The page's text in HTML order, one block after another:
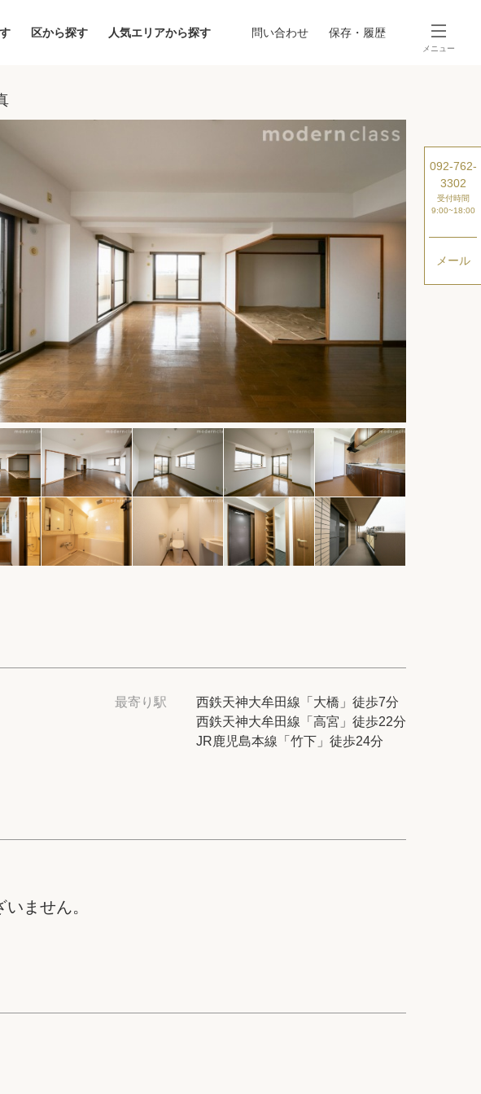
区から探す 人気エリアから探す 問い合わせ 保存・履歴
メニュー
駅・路線から探す
区から探す
人気エリアから探す
アクセスランキング
保存した物件
閲覧履歴
保存した検索条件
店舗・スタッフ紹介
希望条件を伝えてプロに探してもらう
高級賃貸物件コラム modern classについて
会社概要
最寄り駅
西鉄天神大牟田線「大橋」徒歩7分
西鉄天神大牟田線「高宮」徒歩22分
JR鹿児島本線「竹下」徒歩24分
ません。
092-762-
3302
受付時間
9:00~18:00
メール